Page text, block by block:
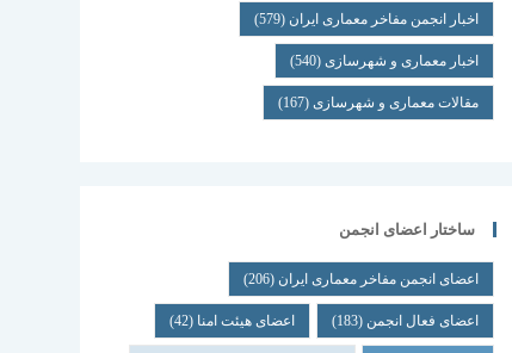
اخبار انجمن مفاخر معماری ایران (579)
اخبار معماری و شهرسازی(540)
مقالات معماری و شهرسازی(167)
ساختار اعضای انجمن
اعضای انجمن مفاخر معماری ایران (206)
اعضای فعال انجمن (183) اعضای هیئت امنا (42)